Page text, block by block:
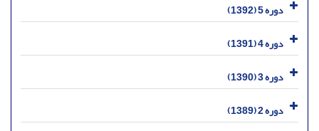
دوره 5 (1392)
دوره 4 (1391)
دوره 3 (1390)
دوره 2 (1389)